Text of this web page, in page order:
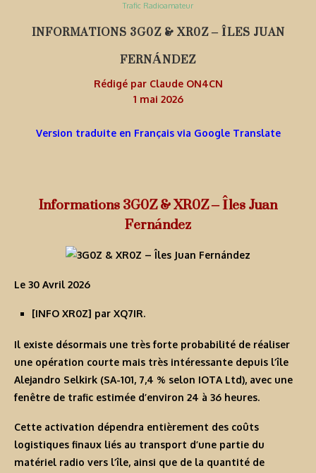
Trafic Radioamateur
INFORMATIONS 3G0Z & XR0Z – ÎLES JUAN
FERNÁNDEZ
Rédigé par Claude ON4CN
1 mai 2026
Version traduite en Français via Google Translate
Informations 3G0Z & XR0Z – Îles Juan
Fernández
Le 30 Avril 2026
[INFO XR0Z] par XQ7IR.
Il existe désormais une très forte probabilité de réaliser
une opération courte mais très intéressante depuis l’île
Alejandro Selkirk (SA-101, 7,4 % selon IOTA Ltd), avec une
fenêtre de trafic estimée d’environ 24 à 36 heures.
Cette activation dépendra entièrement des coûts
logistiques finaux liés au transport d’une partie du
matériel radio vers l’île, ainsi que de la quantité de